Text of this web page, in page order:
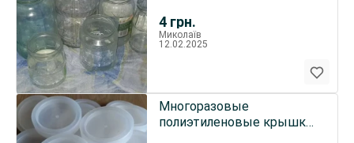
4 грн.
Миколаїв
12.02.2025
Многоразовые
полиэтиленовые крышки